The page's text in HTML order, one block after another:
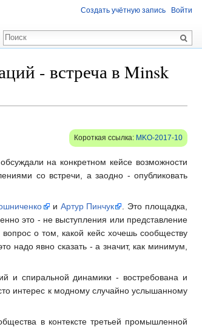
- встреча в Minsk
Короткая ссылка: MKO-2017-10
на конкретном кейсе возможности
со встречи, а заодно - опубликовать
и Артур Пинчук
. Это площадка,
это - не выступления или представление
о том, какой кейс хочешь сообществу
надо явно сказать - а значит, как минимум,
и спиральной динамики - востребована и
интерес к модному случайно услышанному
в контексте третьей промышленной
Создать учётную запись Войти